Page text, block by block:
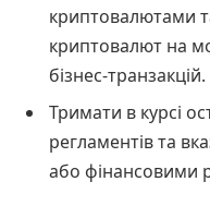
криптовалютами
криптовалют на
бізнес-транзакцій.
Тримати в курсі
регламентів та
або фінансовими